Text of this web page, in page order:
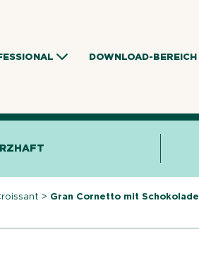
DOWNLOAD-BEREICH
> Gran Cornetto mit